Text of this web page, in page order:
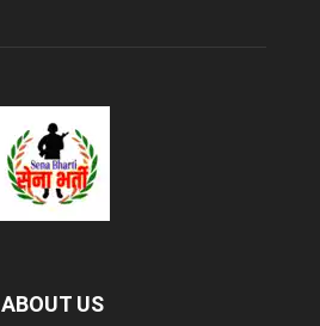
ABOUT US